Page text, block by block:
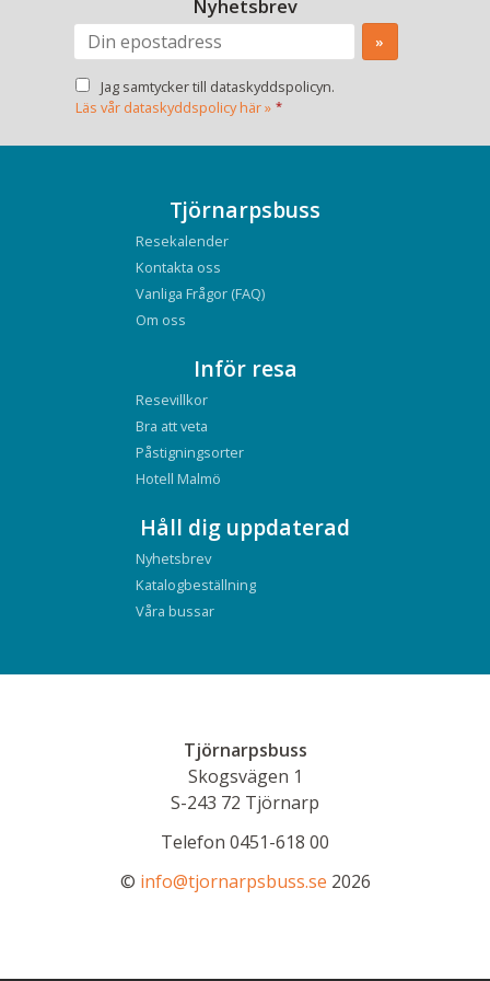
Nyhetsbrev
Jag samtycker till dataskyddspolicyn.
Läs vår dataskyddspolicy här » *
Tjörnarpsbuss
Resekalender
Kontakta oss
Vanliga Frågor (FAQ)
Om oss
Inför resa
Resevillkor
Bra att veta
Påstigningsorter
Hotell Malmö
Håll dig uppdaterad
Nyhetsbrev
Katalogbeställning
Våra bussar
Tjörnarpsbuss
Skogsvägen 1
S-243 72 Tjörnarp
Telefon 0451-618 00
© info@tjornarpsbuss.se 2026